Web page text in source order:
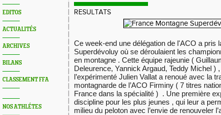
EDITOS
ACTUALITÉS
ARCHIVES
BILANS
CLASSEMENT FFA
NOS ATHLÉTES
RESULTATS
Ce week-end une délégation de l'ACO a pris
Superdévoluy où se déroulaient les
en montagne . Cette équipe rajeunie (
Deleurence, Yannick Argaud, Teddy Michel )
l’expérimenté Julien Vallat a renoué avec la
montagnarde de l’ACO Firminy ( 7 titres
France dans la spécialité ) . Une première
discipline pour les plus jeunes , qui leur a
milieu du peloton avec l’envie de renouveler